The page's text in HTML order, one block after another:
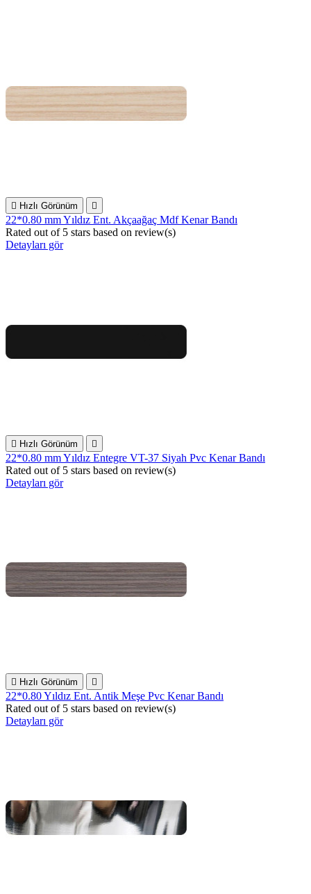
 Hızlı Görünüm 
22*0.80 mm Yıldız Ent. Akçaağaç Mdf Kenar Bandı
Rated out of 5 stars based on review(s)
Detayları gör
 Hızlı Görünüm 
22*0.80 mm Yıldız Entegre VT-37 Siyah Pvc Kenar Bandı
Rated out of 5 stars based on review(s)
Detayları gör
 Hızlı Görünüm 
22*0.80 Yıldız Ent. Antik Meşe Pvc Kenar Bandı
Rated out of 5 stars based on review(s)
Detayları gör